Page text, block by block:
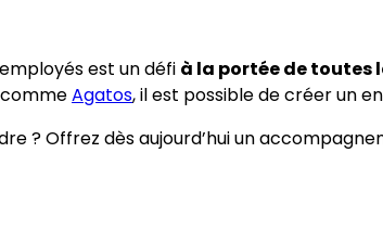
est un défi à la portée de toutes
commeAgatos, il est possible de créer un
? Offrez dès aujourd’hui un